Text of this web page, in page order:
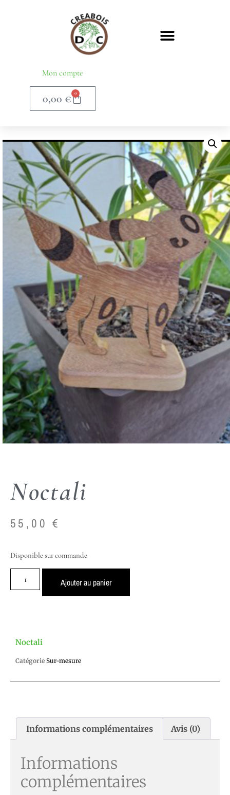
Mon compte
0,00 € 0
Noctali
55,00€
Disponible sur commande
Ajouter au panier
Noctali
Catégorie Sur-mesure
Informations complémentaires Avis (0)
Informations
complémentaires